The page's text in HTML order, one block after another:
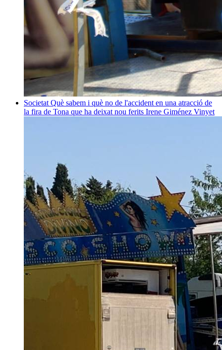
Societat Què sabem i què no de l'accident en una atracció de
la fira de Tona que ha deixat nou ferits Irene Giménez Vinyet